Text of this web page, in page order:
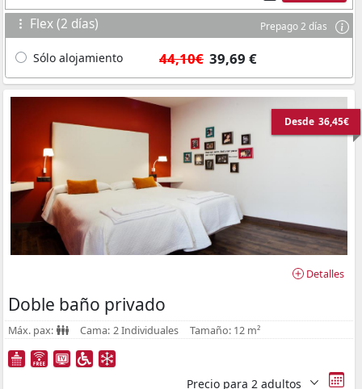
Flex (2 días) Prepago 2 días
Sólo alojamiento 44,10€ 39,69 €
Desde 36,45€
Detalles
Doble baño privado
Máx. pax: Cama: 2 Individuales Tamaño: 12 m²
Precio para 2 adultos